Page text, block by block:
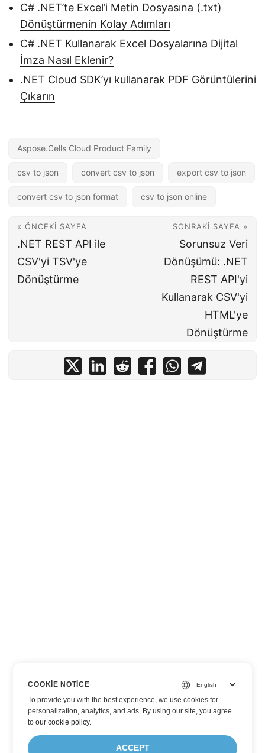
C# .NET’te Excel’i Metin Dosyasına (.txt)
Dönüştürmenin Kolay Adımları
C# .NET Kullanarak Excel Dosyalarına Dijital
İmza Nasıl Eklenir?
.NET Cloud SDK’yı kullanarak PDF Görüntülerini
Çıkarın
Aspose.Cells Cloud Product Family
csv to json convert csv to json export csv to json
convert csv to json format csv to json online
« ÖNCEKI SAYFA
.NET REST API ile
CSV'yi TSV'ye
Dönüştürme
SONRAKI SAYFA »
Sorunsuz Veri
Dönüşümü: .NET
REST API'yi
Kullanarak CSV'yi
HTML'ye
Dönüştürme
COOKIE NOTICE
To provide you with the best experience, we use cookies for
personalization, analytics, and ads. By using our site, you agree
toour cookie policy.
ACCEPT